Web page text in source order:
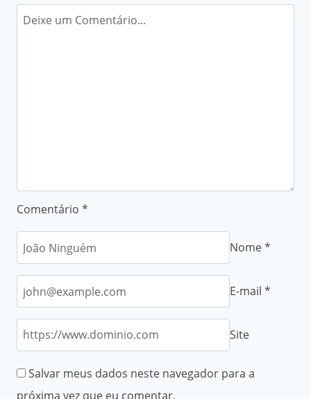
Comentário *
Nome*
E-mail *
Site
Salvar meus dados neste navegador para a
próxima vez que eu comentar.